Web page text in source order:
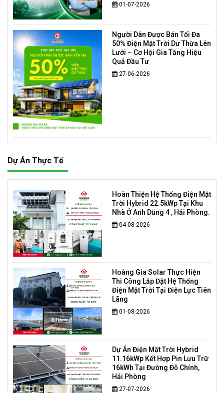
01-07-2026
Người Dân Được Bán Tối Đa
50% Điện Mặt Trời Dư Thừa Lên
Lưới – Cơ Hội Gia Tăng Hiệu
Quả Đầu Tư
27-06-2026
Dự Án Thực Tế
Hoàn Thiện Hệ Thống Điện Mặt
Trời Hybrid 22.5kWp Tại Khu
Nhà Ở Anh Dũng 4 , Hải Phòng.
04-08-2026
Hoàng Gia Solar Thực Hiện
Thi Công Lắp Đặt Hệ Thống
Điện Mặt Trời Tại Điện Lực Tiên
Lãng
01-08-2026
Dự Án Điện Mặt Trời Hybrid
11.16kWp Kết Hợp Pin Lưu Trữ
16kWh Tại Đường Đỗ Chính,
Hải Phòng
27-07-2026